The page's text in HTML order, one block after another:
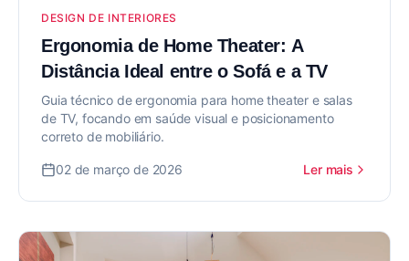
DESIGN DE INTERIORES
Ergonomia de Home Theater: A
Distância Ideal entre o Sofá e a TV
Guia técnico de ergonomia para home theater e salas
de TV, focando em saúde visual e posicionamento
correto de mobiliário.
02 de março de 2026 Ler mais